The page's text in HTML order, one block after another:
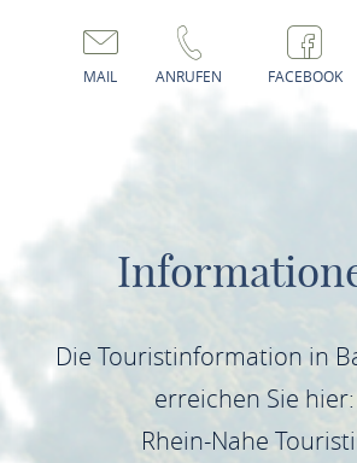
MAIL ANRUFEN FACEBOOK
Die Touristinformation in
erreichen Sie hier:
Rhein-Nahe